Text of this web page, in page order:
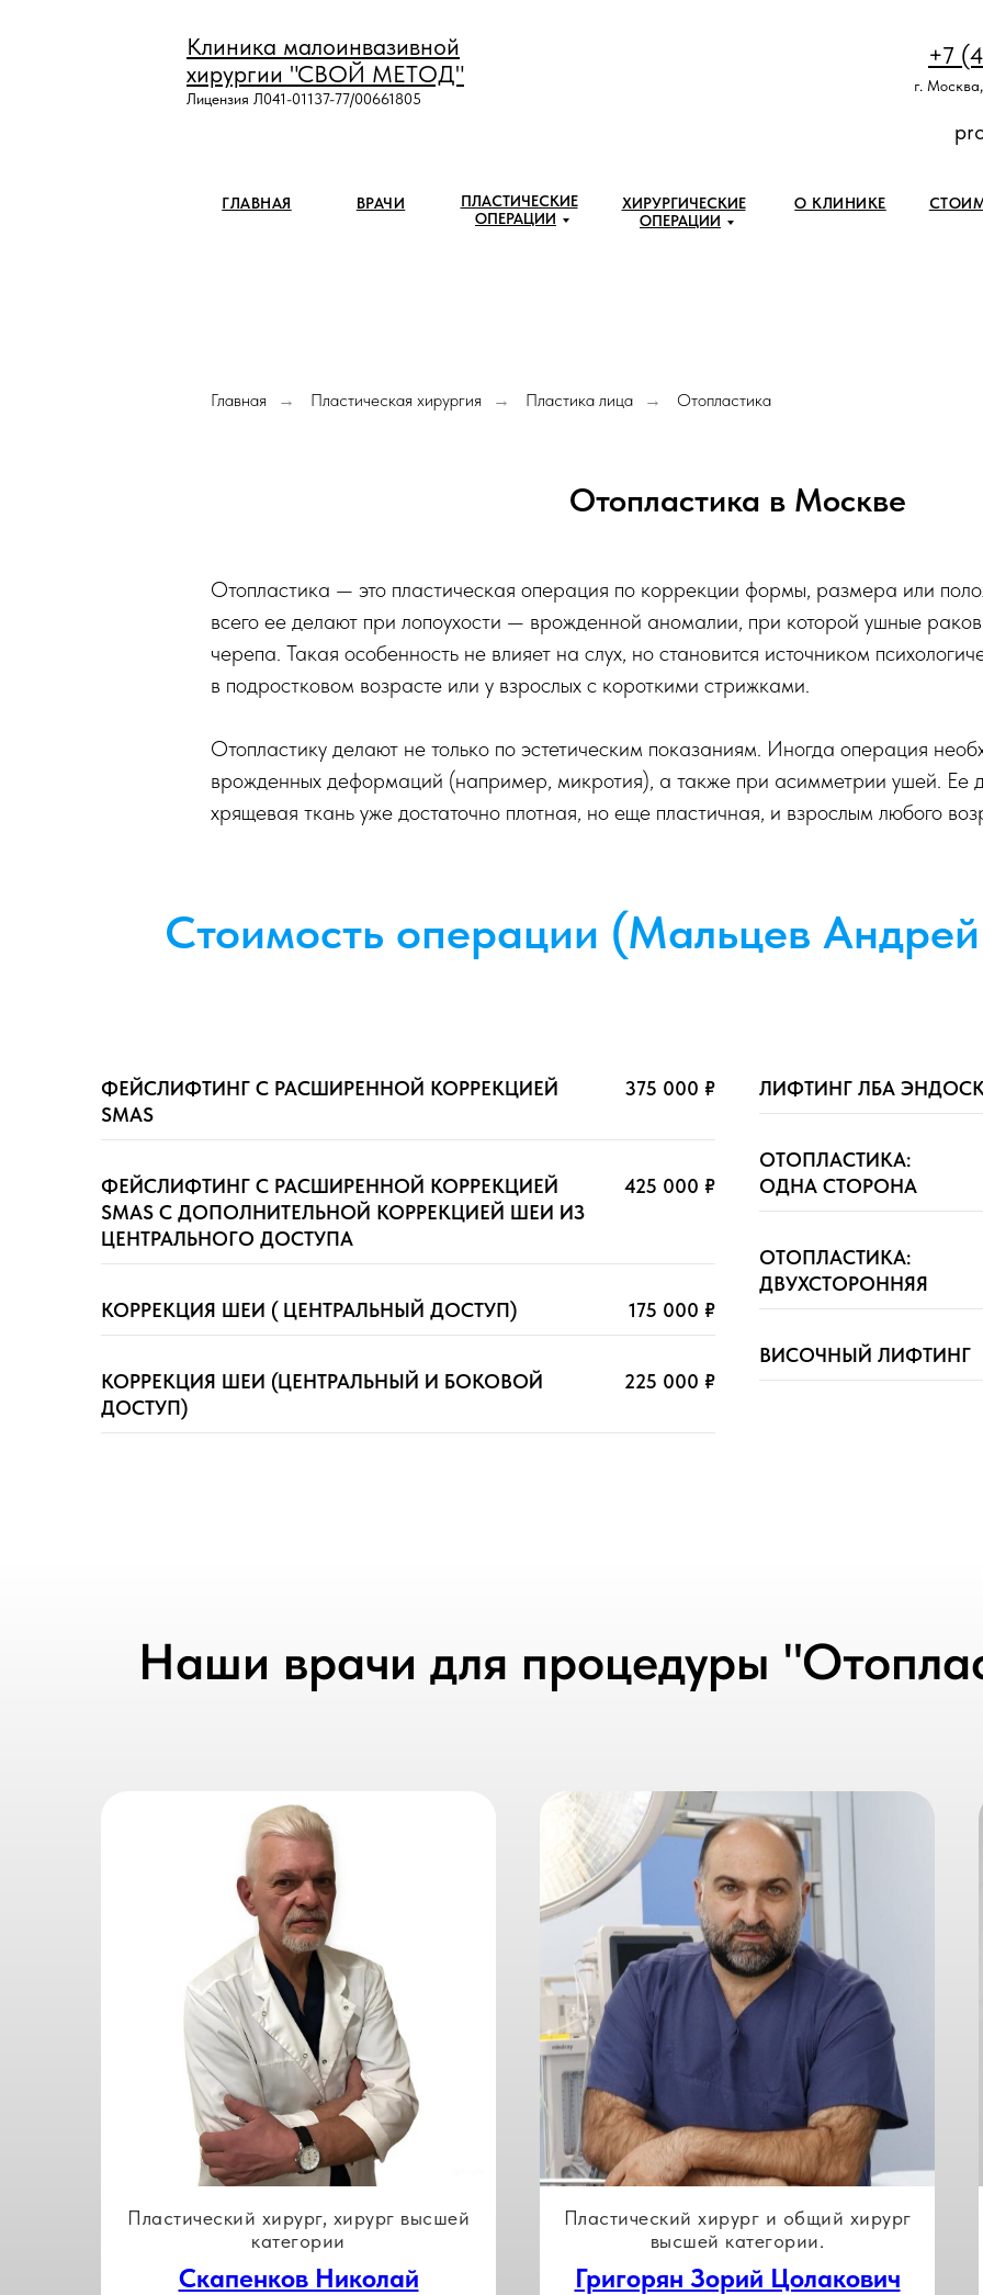
ГЛАВНАЯ ВРАЧИ
ПЛАСТИЧЕСКИЕ
ОПЕРАЦИИ
ХИРУРГИЧЕСКИЕ
ОПЕРАЦИИ
Клиника малоинвазивной
хирургии "СВОЙ МЕТОД"
+7
г.
Лицензия Л041-01137-77/00661805
О КЛИНИКЕ
Главная → Пластическая хирургия → Пластика лица → Отопластика
Отопластика в Москве
Отопластика — это пластическая операция по коррекции формы, размера или
всего ее делают при лопоухости — врожденной аномалии, при которой ушные
черепа. Такая особенность не влияет на слух, но становится источником
в подростковом возрасте или у взрослых с короткими стрижками.
Отопластику делают не только по эстетическим показаниям. Иногда операция
врожденных деформаций (например, микротия), а также при асимметрии ушей. Ее
хрящевая ткань уже достаточно плотная, но еще пластичная, и взрослым любого
Стоимость операции (Мальцев
ФЕЙСЛИФТИНГ С РАСШИРЕННОЙ КОРРЕКЦИЕЙ
SMAS
375 000 ₽
ФЕЙСЛИФТИНГ С РАСШИРЕННОЙ КОРРЕКЦИЕЙ
SMAS С ДОПОЛНИТЕЛЬНОЙ КОРРЕКЦИЕЙ ШЕИ ИЗ
ЦЕНТРАЛЬНОГО ДОСТУПА
425 000 ₽
КОРРЕКЦИЯ ШЕИ ( ЦЕНТРАЛЬНЫЙ ДОСТУП) 175 000 ₽
КОРРЕКЦИЯ ШЕИ (ЦЕНТРАЛЬНЫЙ И БОКОВОЙ
ДОСТУП)
225 000 ₽
ЛИФТИНГ ЛБА
ОТОПЛАСТИКА:
ОДНА СТОРОНА
ОТОПЛАСТИКА:
ДВУХСТОРОННЯЯ
ВИСОЧНЫЙ ЛИФТИНГ
Наши врачи для процедуры
Пластический хирург, хирург высшей
категории
Скапенков Николай
Пластический хирург и общий хирург
высшей категории.
Григорян Зорий Цолакович